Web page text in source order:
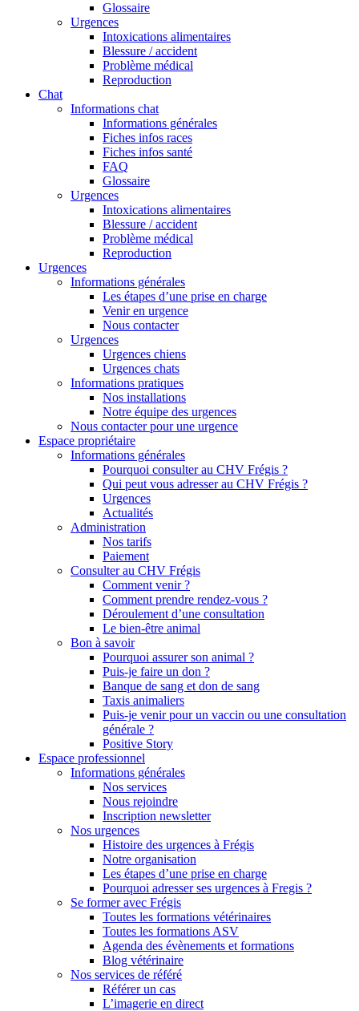
Glossaire
Urgences
Intoxications alimentaires
Blessure / accident
Problème médical
Reproduction
Chat
Informations chat
Informations générales
Fiches infos races
Fiches infos santé
FAQ
Glossaire
Urgences
Intoxications alimentaires
Blessure / accident
Problème médical
Reproduction
Urgences
Informations générales
Les étapes d’une prise en charge
Venir en urgence
Nous contacter
Urgences
Urgences chiens
Urgences chats
Informations pratiques
Nos installations
Notre équipe des urgences
Nous contacter pour une urgence
Espace propriétaire
Informations générales
Pourquoi consulter au CHV Frégis ?
Qui peut vous adresser au CHV Frégis ?
Urgences
Actualités
Administration
Nos tarifs
Paiement
Consulter au CHV Frégis
Comment venir ?
Comment prendre rendez-vous ?
Déroulement d’une consultation
Le bien-être animal
Bon à savoir
Pourquoi assurer son animal ?
Puis-je faire un don ?
Banque de sang et don de sang
Taxis animaliers
Puis-je venir pour un vaccin ou une consultation
générale ?
Positive Story
Espace professionnel
Informations générales
Nos services
Nous rejoindre
Inscription newsletter
Nos urgences
Histoire des urgences à Frégis
Notre organisation
Les étapes d’une prise en charge
Pourquoi adresser ses urgences à Fregis ?
Se former avec Frégis
Toutes les formations vétérinaires
Toutes les formations ASV
Agenda des évènements et formations
Blog vétérinaire
Nos services de référé
Référer un cas
L’imagerie en direct